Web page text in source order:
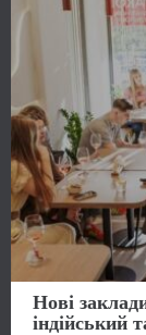
Нові
індійський